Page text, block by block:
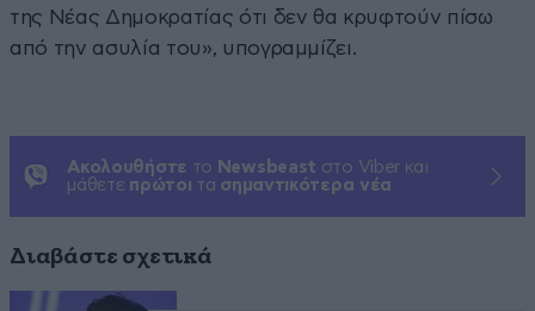
της Νέας Δημοκρατίας ότι δεν θα κρυφτούν πίσω
από την ασυλία του», υπογραμμίζει.
Ακολουθήστε το Newsbeast στο Viber και
μάθετε πρώτοι τα σημαντικότερα νέα
Διαβάστε σχετικά